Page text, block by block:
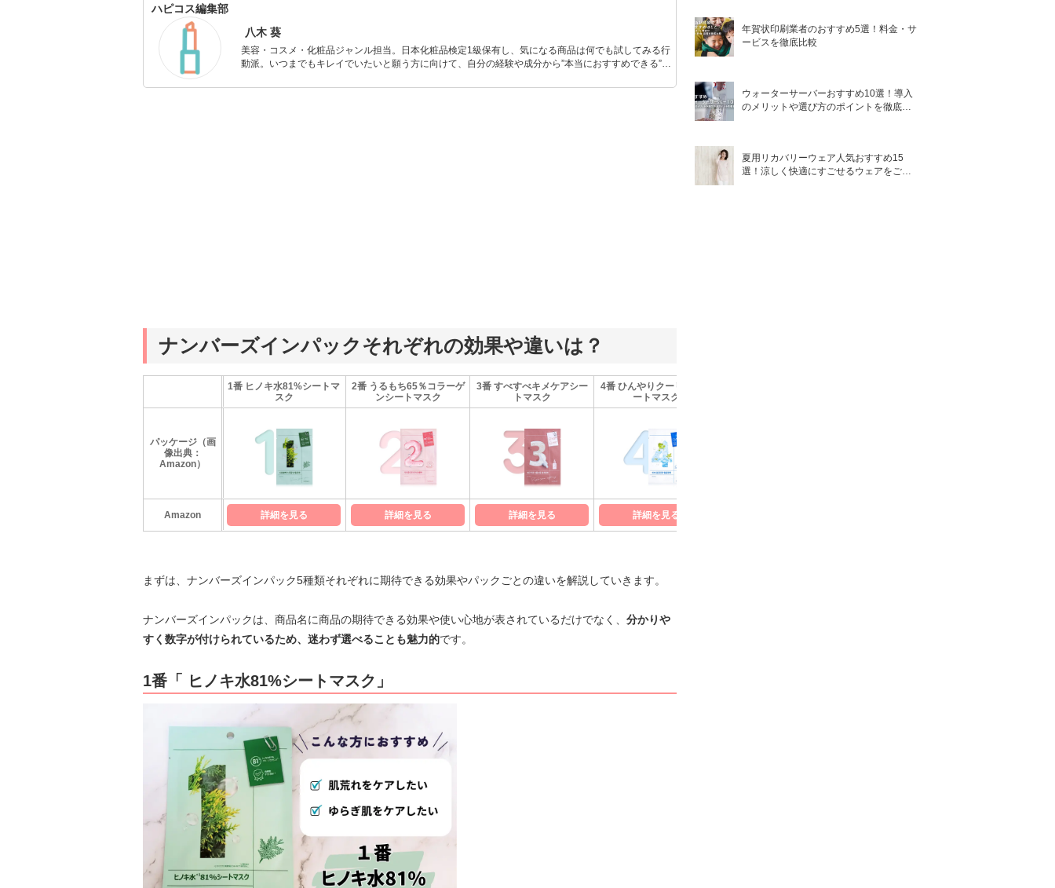
ハピコス編集部
八木 葵
美容・コスメ・化粧品ジャンル担当。日本化粧品検定1級保有し、気になる商品は何でも試してみる行
動派。いつまでもキレイでいたいと願う方に向けて、自分の経験や成分から”本当におすすめできる”も
ナンバーズインパックそれぞれの効果や違いは？
1番 ヒノキ水81%シートマ
スク
2番 うるもち65％コラーゲ
ンシートマスク
3番 すべすべキメケアシー
トマスク
4番 ひんやりクーリングシ
ートマスク
パッケージ（画
像出典：
Amazon）
Amazon 詳細を見る 詳細を見る 詳細を見る 詳細を見る
まずは、ナンバーズインパック5種類それぞれに期待できる効果やパックごとの違いを解説していきます。
ナンバーズインパックは、商品名に商品の期待できる効果や使い心地が表されているだけでなく、 分かりや
すく数字が付けられているため、迷わず選べることも魅力的です。
1番「 ヒノキ水81%シートマスク」
年賀状印刷業者のおすすめ5選！料金・サ
ービスを徹底比較
ウォーターサーバーおすすめ10選！導入
のメリットや選び方のポイントを徹底解
夏用リカバリーウェア人気おすすめ15
選！涼しく快適にすごせるウェアをご紹